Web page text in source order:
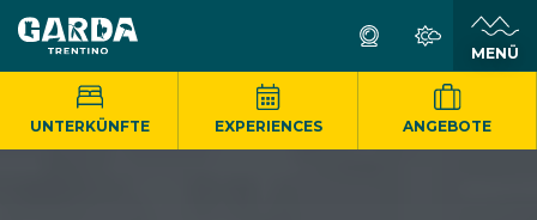
MENÜ
UNTERKÜNFTE EXPERIENCES ANGEBOTE